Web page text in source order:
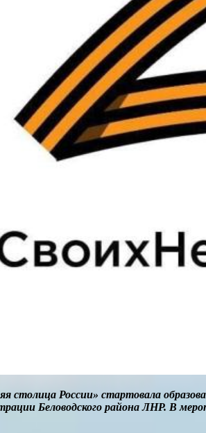
столица России» стартовала
Беловодского района ЛНР. В